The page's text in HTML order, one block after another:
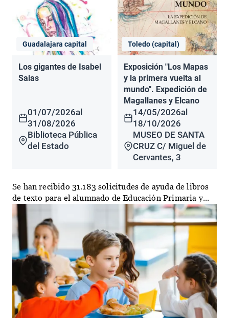
Guadalajara capital
Los gigantes de Isabel
Salas
01/07/2026al
31/08/2026
Biblioteca Pública
del Estado
Toledo (capital)
Exposición "Los Mapas
y la primera vuelta al
mundo". Expedición de
Magallanes y Elcano
14/05/2026al
18/10/2026
MUSEO DE SANTA
CRUZ C/ Miguel de
Cervantes, 3
Se han recibido 31.183 solicitudes de ayuda de libros
de texto para el alumnado de Educación Primaria y...